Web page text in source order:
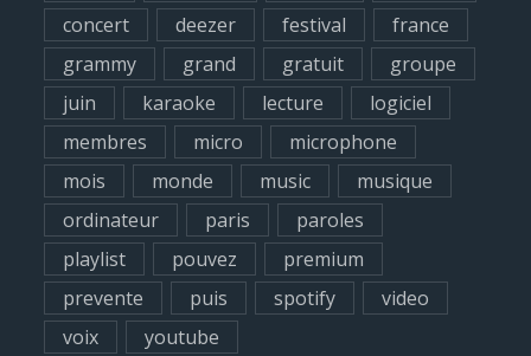
concert
deezer festival
france
grammy
grand gratuit
groupe
juin
karaoke lecture
logiciel
membres
micro
microphone
mois
monde music
musique
ordinateur
paris
paroles
playlist
pouvez
premium
prevente
puis spotify
video
voix
youtube